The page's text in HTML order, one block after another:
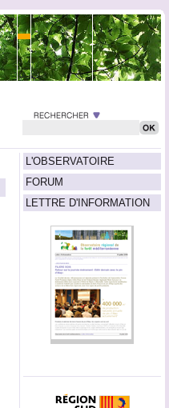
L'OBSERVATOIRE
FORUM
LETTRE D'INFORMATION